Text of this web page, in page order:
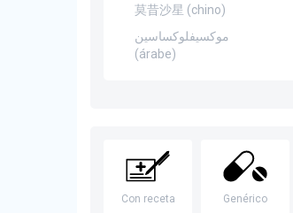
莫昔沙星 (chino)
موكسيفلوكساسين
(árabe)
Con receta Genérico